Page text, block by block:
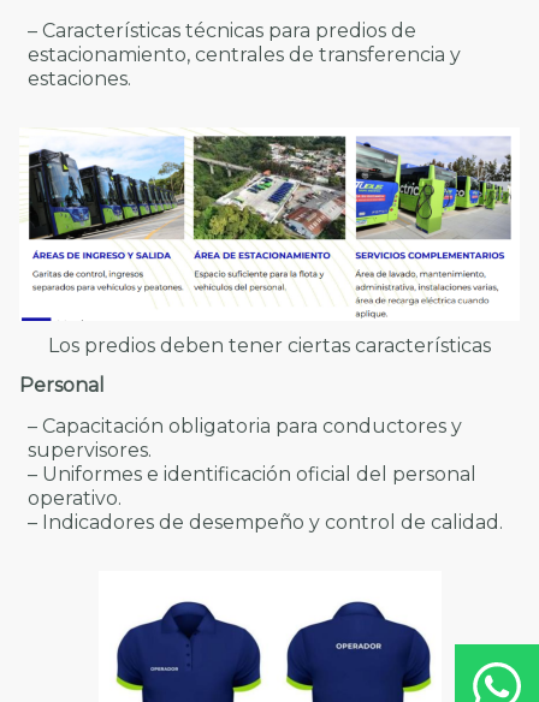
– Características técnicas para predios de
estacionamiento, centrales de transferencia y
estaciones.
Los predios deben tener ciertas características
Personal
– Capacitación obligatoria para conductores y
supervisores.
– Uniformes e identificación oficial del personal
operativo.
– Indicadores de desempeño y control de calidad.